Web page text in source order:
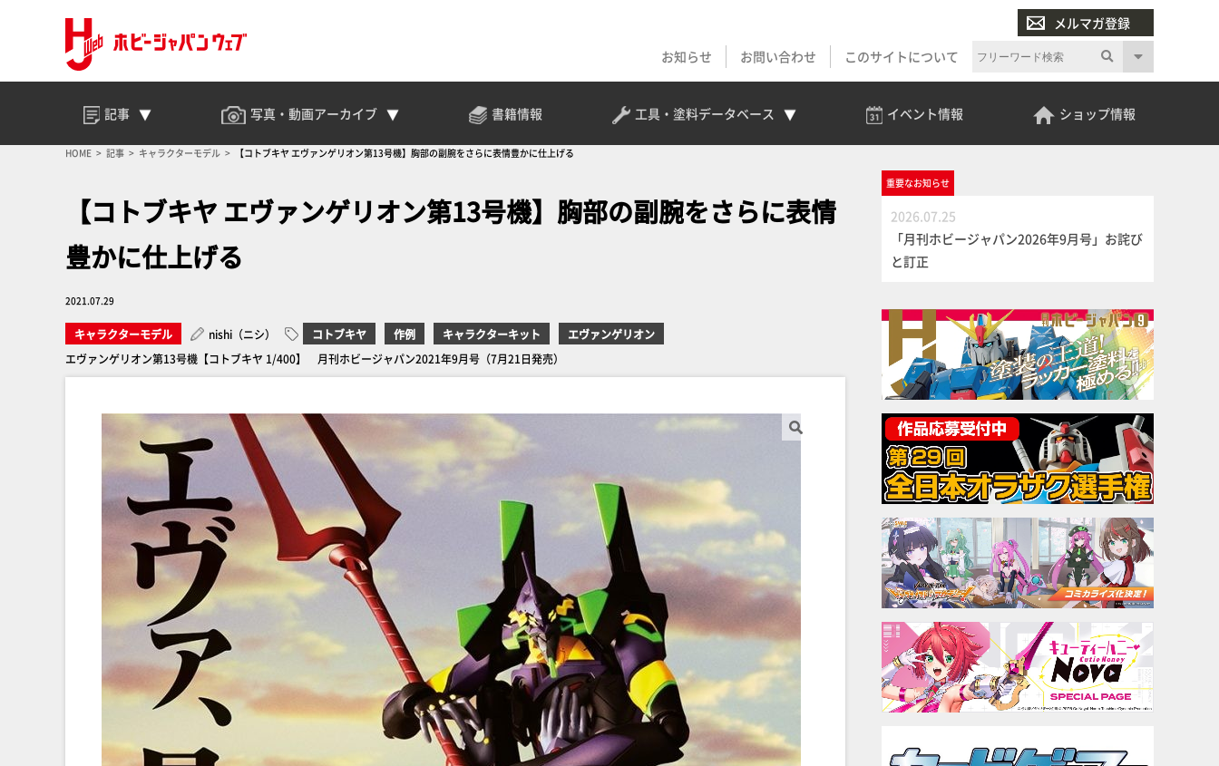
メルマガ登録
お知らせ
お問い合わせ このサイトについて
記事 写真・動画アーカイブ 書籍情報 工具・塗料データベース イベント情報 ショップ情報
HOME 記事 キャラクターモデル 【コトブキヤ エヴァンゲリオン第13号機】胸部の副腕をさらに表情豊かに仕上げる
【コトブキヤ エヴァンゲリオン第13号機】胸部の副腕をさらに表情
豊かに仕上げる
2021.07.29
キャラクターモデル nishi（ニシ） コトブキヤ 作例 キャラクターキット
エヴァンゲリオン
エヴァンゲリオン第13号機【コトブキヤ 1/400】 月刊ホビージャパン2021年9月号（7月21日発売）
重要なお知らせ
2026.07.25
「月刊ホビージャパン2026年9月号」お詫び
と訂正